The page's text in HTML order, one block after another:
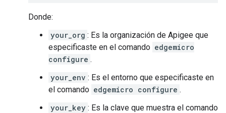
Donde:
your_org : Es la organización de Apigee que
especificaste en el comando edgemicro
configure .
your_env : Es el entorno que especificaste en
el comando edgemicro configure .
your_key : Es la clave que muestra el comando